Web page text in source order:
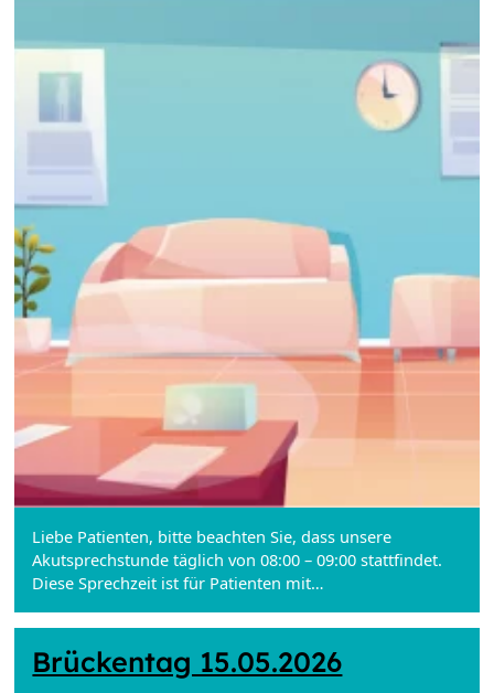
Liebe Patienten, bitte beachten Sie, dass unsere
Akutsprechstunde täglich von 08:00 – 09:00 stattfindet.
Diese Sprechzeit ist für Patienten mit…
Brückentag 15.05.2026